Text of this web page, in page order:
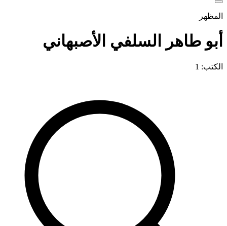
المظهر
أبو طاهر السلفي الأصبهاني
الكتب: 1